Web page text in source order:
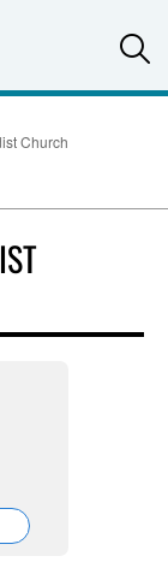
Church